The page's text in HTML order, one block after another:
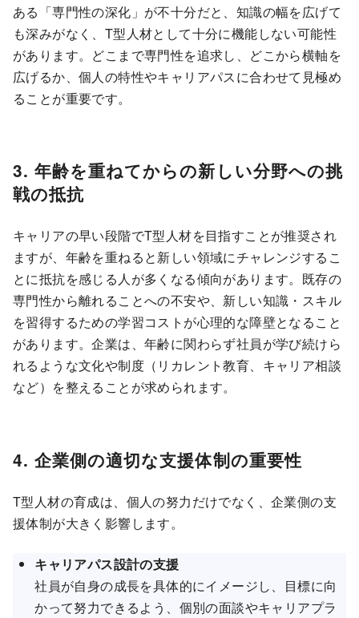
ある「専門性の深化」が不十分だと、知識の幅を広げて
も深みがなく、T型人材として十分に機能しない可能性
があります。どこまで専門性を追求し、どこから横軸を
広げるか、個人の特性やキャリアパスに合わせて見極め
ることが重要です。
3. 年齢を重ねてからの新しい分野への挑
戦の抵抗
キャリアの早い段階でT型人材を目指すことが推奨され
ますが、年齢を重ねると新しい領域にチャレンジするこ
とに抵抗を感じる人が多くなる傾向があります。既存の
専門性から離れることへの不安や、新しい知識・スキル
を習得するための学習コストが心理的な障壁となること
があります。企業は、年齢に関わらず社員が学び続けら
れるような文化や制度（リカレント教育、キャリア相談
など）を整えることが求められます。
4. 企業側の適切な支援体制の重要性
T型人材の育成は、個人の努力だけでなく、企業側の支
援体制が大きく影響します。
キャリアパス設計の支援
社員が自身の成長を具体的にイメージし、目標に向
かって努力できるよう、個別の面談やキャリアプラ